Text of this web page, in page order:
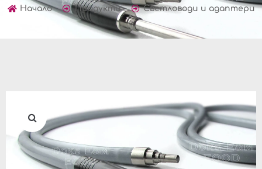
Начало Продукти Светловоди и адаптери